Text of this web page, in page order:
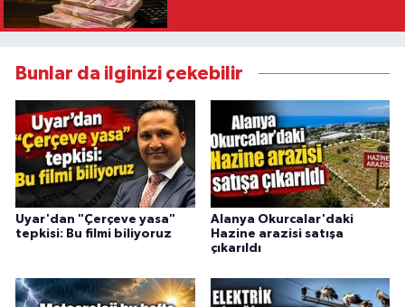
Bunlar da ilginizi çekebilir
Uyar'dan "Çerçeve yasa"
tepkisi: Bu filmi biliyoruz
Alanya Okurcalar'daki
Hazine arazisi satışa
çıkarıldı